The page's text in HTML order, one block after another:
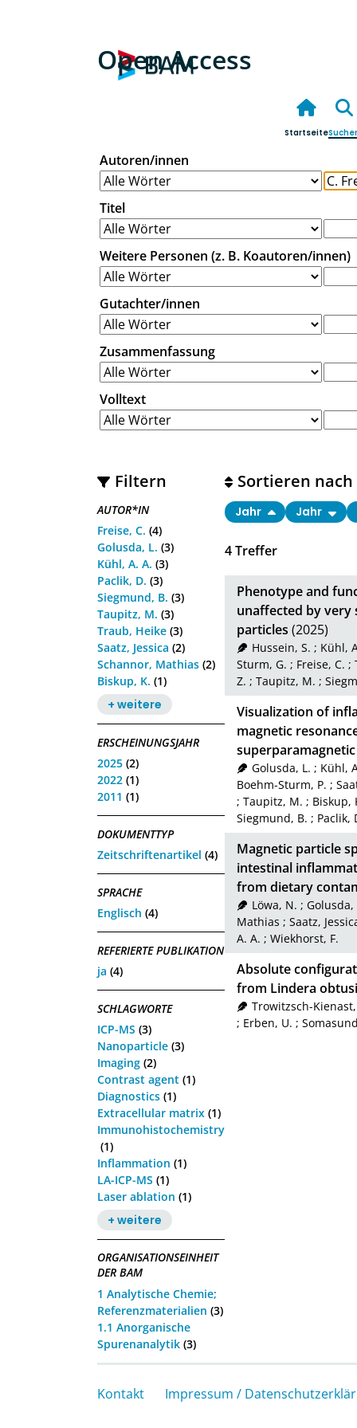
Open Access
Startseite
Autoren/innen
Titel
Weitere Personen (z. B. Koautoren/innen)
Gutachter/innen
Zusammenfassung
Volltext
Filtern
AUTOR*IN
Freise, C. (4)
Golusda, L. (3)
Kühl, A. A. (3)
Paclik, D. (3)
Siegmund, B. (3)
Taupitz, M. (3)
Traub, Heike (3)
Saatz, Jessica (2)
Schannor, Mathias (2)
Biskup, K. (1)
+ weitere
ERSCHEINUNGSJAHR
2025 (2)
2022 (1)
2011 (1)
DOKUMENTTYP
Zeitschriftenartikel (4)
SPRACHE
Englisch (4)
REFERIERTE PUBLIKATION
ja (4)
SCHLAGWORTE
ICP-MS (3)
Nanoparticle (3)
Imaging (2)
Contrast agent (1)
Diagnostics (1)
Extracellular matrix (1)
Immunohistochemistry
(1)
Inflammation (1)
LA-ICP-MS (1)
Laser ablation (1)
+ weitere
ORGANISATIONSEINHEIT
DER BAM
1 Analytische Chemie;
Referenzmaterialien (3)
1.1 Anorganische
Spurenanalytik (3)
4Treffer
Sortieren nach
Jahr Jahr
Phenotype and
unaffected by very
particles (2025)
Hussein, S. ; Kühl,
Sturm, G. ; Freise, C. ;
Z. ; Taupitz, M. ;
Visualization of
magnetic
Golusda, L. ; Kühl,
Boehm-Sturm, P. ;
; Taupitz, M. ; Biskup,
Siegmund, B. ; Paclik,
Magnetic particle
intestinal
from dietary
Löwa, N. ; Golusda,
Mathias ; Saatz,
A. A. ; Wiekhorst, F.
Absolute
from Lindera
Trowitzsch-
; Erben, U. ;
Kontakt Impressum /